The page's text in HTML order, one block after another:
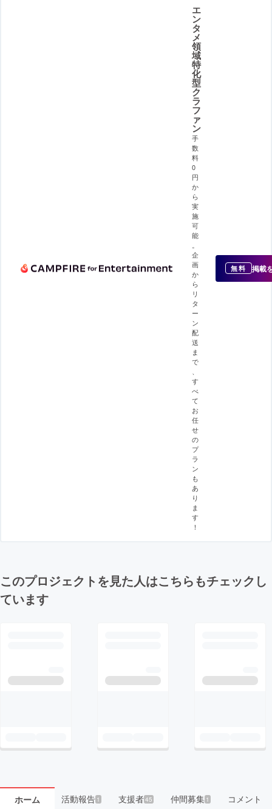
エ
ン
タ
メ
領
域
特
化
型
ク
ラ
フ
ァ
ン
手
数
料
0
円
か
ら
実
施
可
能
企
画
か
ら
リ
タ
ー
ン
配
送
ま
で
す
べ
て
お
任
せ
の
プ
ラ
ン
も
あ
り
ま
す
！
無料 掲載
このプロジェクトを見た人はこちらもチェックし
ています
ホーム 活動報告1 支援者45 仲間募集 1 コメント